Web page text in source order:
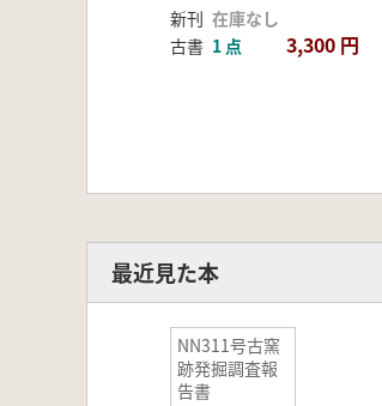
新刊 在庫なし
古書 1 点 3,300 円
最近見た本
NN311号古窯
跡発掘調査報
告書